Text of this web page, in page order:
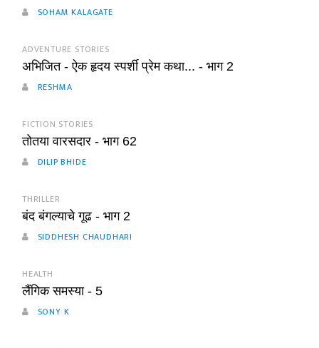
SOHAM KALAGATE
ADVENTURE STORIES
अभिजित - ऐक हृदय स्पर्शी प्रेम कथा... - भाग 2
RESHMA
FICTION STORIES
तोतया वारसदार - भाग 62
DILIP BHIDE
THRILLER
बंद बंगल्याचे गूढ - भाग 2
SIDDHESH CHAUDHARI
HEALTH
लैंगिक समस्या - 5
SONY K